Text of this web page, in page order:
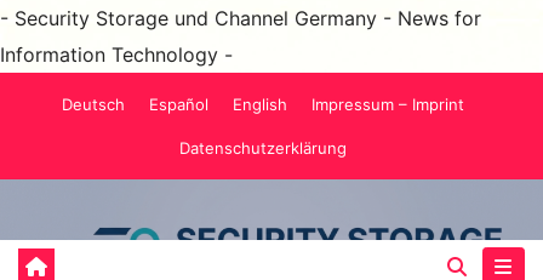
- Security Storage und Channel Germany - News for
Information Technology -
Deutsch Español English Impressum – Imprint
Datenschutzerklärung